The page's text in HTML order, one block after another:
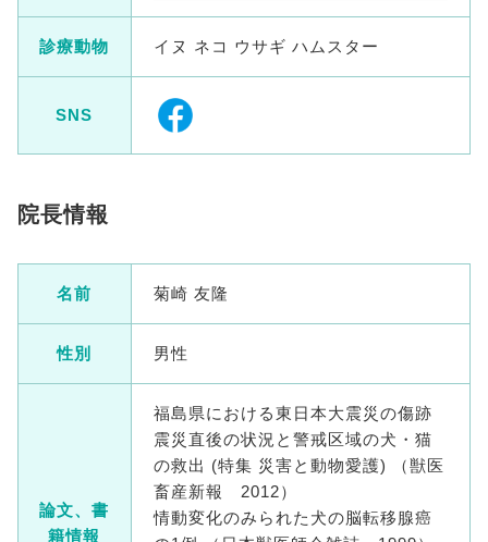
診療動物 イヌ ネコ ウサギ ハムスター
SNS
院長情報
名前 菊崎 友隆
性別 男性
論文、書
籍情報
福島県における東日本大震災の傷跡
震災直後の状況と警戒区域の犬・猫
の救出 (特集 災害と動物愛護) （獣医
畜産新報 2012）
情動変化のみられた犬の脳転移腺癌